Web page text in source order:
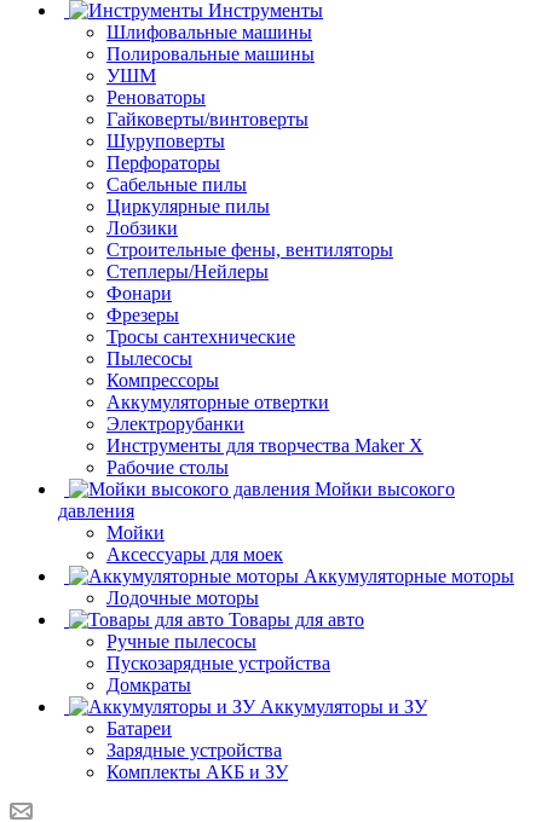
Инструменты
Шлифовальные машины
Полировальные машины
УШМ
Реноваторы
Гайковерты/винтоверты
Шуруповерты
Перфораторы
Сабельные пилы
Циркулярные пилы
Лобзики
Строительные фены, вентиляторы
Степлеры/Нейлеры
Фонари
Фрезеры
Тросы сантехнические
Пылесосы
Компрессоры
Аккумуляторные отвертки
Электрорубанки
Инструменты для творчества Maker X
Рабочие столы
Мойки высокого
давления
Мойки
Аксессуары для моек
Аккумуляторные моторы
Лодочные моторы
Товары для авто
Ручные пылесосы
Пускозарядные устройства
Домкраты
Аккумуляторы и ЗУ
Батареи
Зарядные устройства
Комплекты АКБ и ЗУ